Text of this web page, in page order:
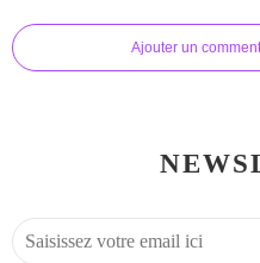
Ajouter un